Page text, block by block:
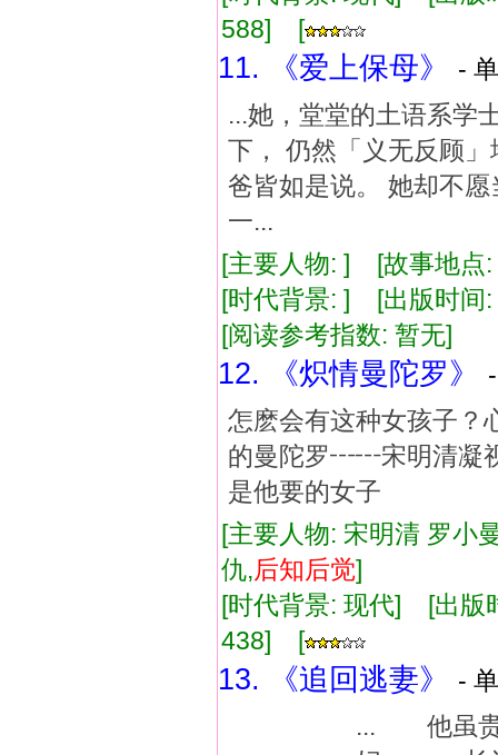
588] [
11. 《爱上保母》
-
...她，堂堂的土语系学
下， 仍然「义无反
爸皆如是说。 她却不
一...
[主要人物: ] [故事地
[时代背景: ] [出版时
[阅读参考指数: 暂无]
12. 《炽情曼陀罗》
怎麽会有这种女孩子？
的曼陀罗┅┅宋明清凝
是他要的女子
[主要人物: 宋明清 罗
仇,后知后觉]
[时代背景: 现代] [出
438] [
13. 《追回逃妻》
-
... 他虽贵